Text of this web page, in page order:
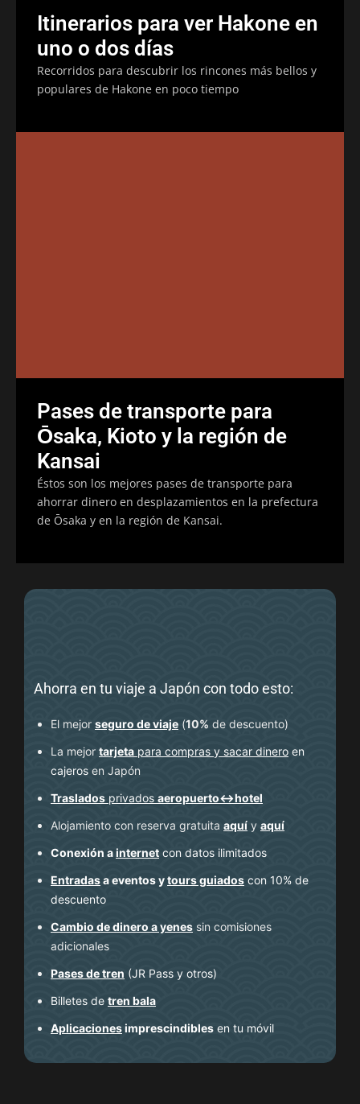
Itinerarios para ver Hakone en
uno o dos días
Recorridos para descubrir los rincones más bellos y
populares de Hakone en poco tiempo
Pases de transporte para
Ōsaka, Kioto y la región de
Kansai
Éstos son los mejores pases de transporte para
ahorrar dinero en desplazamientos en la prefectura
de Ōsaka y en la región de Kansai.
Ahorra en tu viaje a Japón con todo esto:
El mejor seguro de viaje (10% de descuento)
La mejor tarjeta para compras y sacar dinero en
cajeros en Japón
Traslados privados aeropuerto↔hotel
Alojamiento con reserva gratuita aquí y aquí
Conexión ainternet con datos ilimitados
Entradasa eventos ytours guiados con 10% de
descuento
Cambio de dinero a yenes sin comisiones
adicionales
Pases de tren (JR Pass y otros)
Billetes de tren bala
Aplicacionesimprescindibles en tu móvil